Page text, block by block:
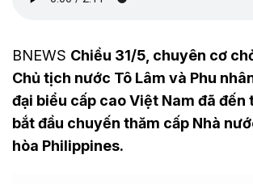
BNEWS Chiều 31/5, chuyên cơ
Chủ tịch nước Tô Lâm và Phu
đại biểu cấp cao Việt Nam đã đến
bắt đầu chuyến thăm cấp Nhà
hòa Philippines.